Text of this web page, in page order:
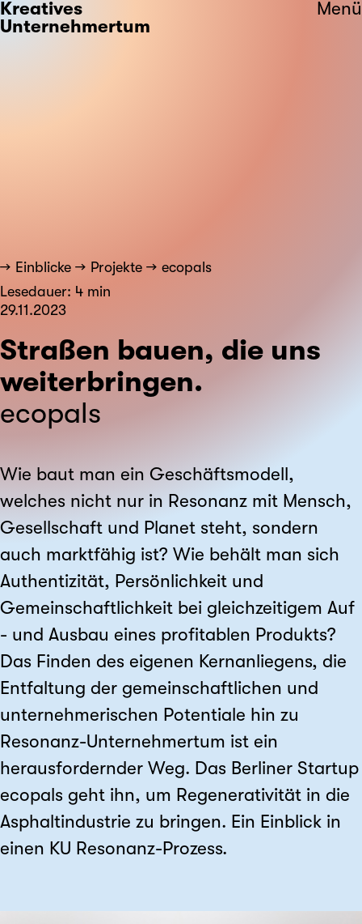
Kreatives
Unternehmertum
Menü
Einblicke Projekte
ecopals
Lesedauer: 4 min
29.11.2023
Straßen bauen, die uns
weiterbringen.
ecopals
Wie baut man ein Geschäftsmodell,
welches nicht nur in Resonanz mit Mensch,
Gesellschaft und Planet steht, sondern
auch marktfähig ist? Wie behält man sich
Authentizität, Persönlichkeit und
Gemeinschaftlichkeit bei gleichzeitigem Auf
- und Ausbau eines profitablen Produkts?
Das Finden des eigenen Kernanliegens, die
Entfaltung der gemeinschaftlichen und
unternehmerischen Potentiale hin zu
Resonanz-Unternehmertum ist ein
herausfordernder Weg. Das Berliner Startup
ecopals geht ihn, um Regenerativität in die
Asphaltindustrie zu bringen. Ein Einblick in
einen KU Resonanz-Prozess.